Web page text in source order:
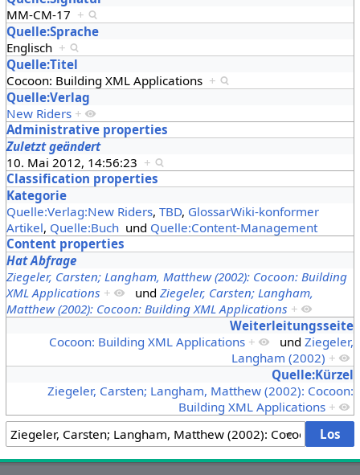
MM-CM-17 +
Quelle:Sprache
Englisch +
Quelle:Titel
Cocoon: Building XML Applications +
Quelle:Verlag
New Riders +
Administrative properties
Zuletzt geändert
10. Mai 2012, 14:56:23 +
Classification properties
Kategorie
Quelle:Verlag:New Riders, TBD, GlossarWiki-konformer
Artikel, Quelle:Buchund Quelle:Content-Management
Content properties
Hat Abfrage
Ziegeler, Carsten; Langham, Matthew (2002): Cocoon: Building
XML Applications + und Ziegeler, Carsten; Langham,
Matthew (2002): Cocoon: Building XML Applications +
Weiterleitungsseite
Cocoon: Building XML Applications + undZiegeler,
Langham (2002) +
Quelle:Kürzel
Ziegeler, Carsten; Langham, Matthew (2002): Cocoon:
Building XML Applications +